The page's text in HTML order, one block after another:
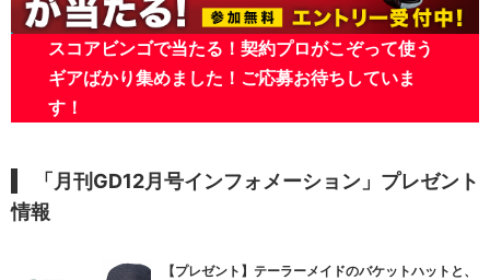
スコアビンゴで当たる！契約プロがこぞって使う
ギアばかり集めました！ご応募お待ちしていま
す！
「月刊GD12月号インフォメーション」プレゼント
情報
【プレゼント】テーラーメイドのバケットハットと、